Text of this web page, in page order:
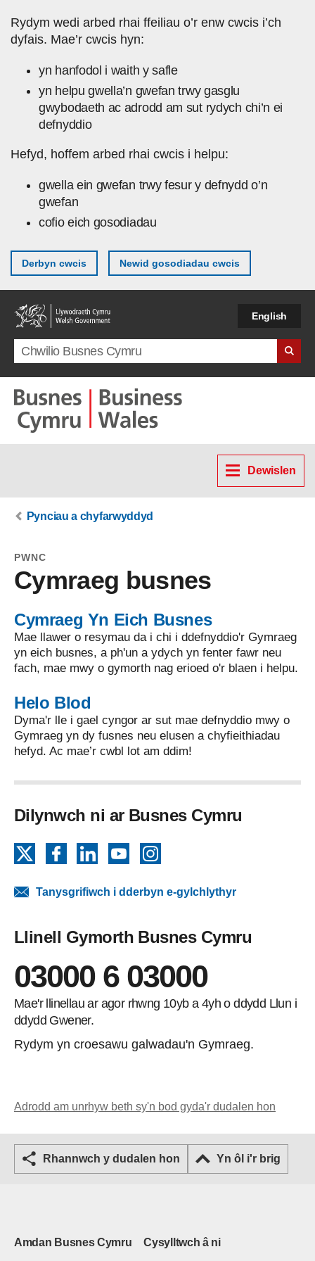
Rydym wedi arbed rhai ffeiliau o’r enw cwcis i’ch
dyfais. Mae’r cwcis hyn:
yn hanfodol i waith y safle
yn helpu gwella’n gwefan trwy gasglu
gwybodaeth ac adrodd am sut rydych chi’n ei
defnyddio
Hefyd, hoffem arbed rhai cwcis i helpu:
gwella ein gwefan trwy fesur y defnydd o’n
gwefan
cofio eich gosodiadau
Derbyn cwcis Newid gosodiadau cwcis
English
Search term
Dewislen
Pynciau a chyfarwyddyd
PWNC
Cymraeg busnes
Cymraeg Yn Eich Busnes
Mae llawer o resymau da i chi i ddefnyddio'r Gymraeg
yn eich busnes, a ph'un a ydych yn fenter fawr neu
fach, mae mwy o gymorth nag erioed o'r blaen i helpu.
Helo Blod
Dyma'r lle i gael cyngor ar sut mae defnyddio mwy o
Gymraeg yn dy fusnes neu elusen a chyfieithiadau
hefyd. Ac mae’r cwbl lot am ddim!
Dilynwch ni ar Busnes Cymru
FacebookLinkedInYouTube
Tanysgrifiwch i dderbyn e-gylchlythyr
Llinell Gymorth Busnes Cymru
03000 6 03000
Mae'r llinellau ar agor rhwng 10yb a 4yh o ddydd Llun i
ddydd Gwener.
Rydym yn croesawu galwadau'n Gymraeg.
Adrodd am unrhyw beth sy'n bod gyda'r dudalen hon
Rhannwch y dudalen hon Yn ôl i'r brig
Amdan Busnes Cymru Cysylltwch â ni